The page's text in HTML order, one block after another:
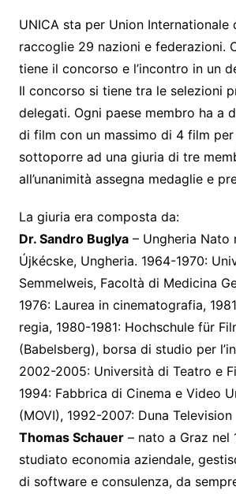
UNICA sta per Union Internationale
raccoglie 29 nazioni e federazioni.
tiene il concorso e l’incontro in un
Il concorso si tiene tra le selezioni
delegati. Ogni paese membro ha a
di film con un massimo di 4 film per
sottoporre ad una giuria di tre
all’unanimità assegna medaglie e
La giuria era composta da:
Dr. Sandro Buglya– Ungheria Nato
Újkécske, Ungheria. 1964-1970:
Semmelweis, Facoltà di Medicina
1976: Laurea in cinematografia,
regia, 1980-1981: Hochschule für
(Babelsberg), borsa di studio per
2002-2005: Università di Teatro e
1994: Fabbrica di Cinema e Video
(MOVI), 1992-2007: Duna Television
Thomas Schauer– nato a Graz nel
studiato economia aziendale,
di software e consulenza, da